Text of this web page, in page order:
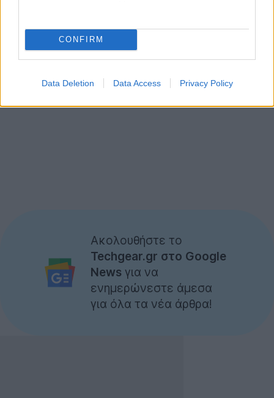
CONFIRM
Data Deletion Data Access Privacy Policy
Ακολουθήστε το
Techgear.gr στο Google
News για να
ενημερώνεστε άμεσα
για όλα τα νέα άρθρα!